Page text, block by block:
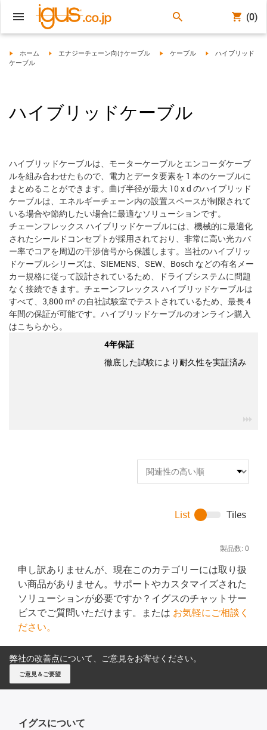
(0)
igus-icon-arrow-right
ホーム igus-icon-arrow-right
エナジーチェーン向けケーブル igus-icon-arrow-right
ケーブル igus-icon-arrow-
ハイブリッド
ケーブル
ハイブリッドケーブル
ハイブリッドケーブルは、モーターケーブルとエンコーダケーブ
ルを組み合わせたもので、電力とデータ要素を 1 本のケーブルに
まとめることができます。曲げ半径が最大 10 x d のハイブリッド
ケーブルは、エネルギーチェーン内の設置スペースが制限されて
いる場合や節約したい場合に最適なソリューションです。
チェーンフレックス ハイブリッドケーブルには、機械的に最適化
されたシールドコンセプトが採用されており、非常に高い光カバ
ー率でコアを周辺の干渉信号から保護します。当社のハイブリッ
ドケーブルシリーズは、SIEMENS、SEW、Bosch などの有名メー
カー規格に従って設計されているため、ドライブシステムに問題
なく接続できます。チェーンフレックス ハイブリッドケーブルは
すべて、3,800 m² の自社試験室でテストされているため、最長 4
年間の保証が可能です。ハイブリッドケーブルのオンライン購入
はこちらから。
4年保証
徹底した試験により耐久性を実証済み
製品数: 0
List Tiles
申し訳ありませんが、現在このカテゴリーには取り扱
い商品がありません。サポートやカスタマイズされた
ソリューションが必要ですか？イグスのチャットサー
ビスでご質問いただけます。または お気軽にご相談く
ださい。
弊社の改善点について、ご意見をお寄せください。
ご意見＆ご要望
イグスについて